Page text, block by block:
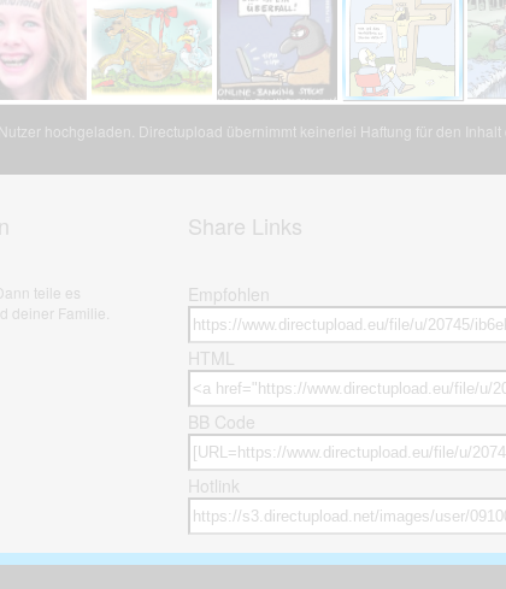
hochgeladen. Directupload übernimmt keinerlei Haftung für den
teile es
deiner Familie.
Share Links
Empfohlen
HTML
BB Code
Hotlink